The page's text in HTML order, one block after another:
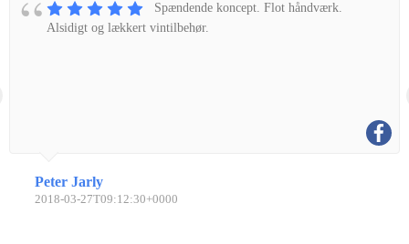
Spændende koncept. Flot håndværk.
Alsidigt og lækkert vintilbehør.
Peter Jarly
2018-03-27T09:12:30+0000